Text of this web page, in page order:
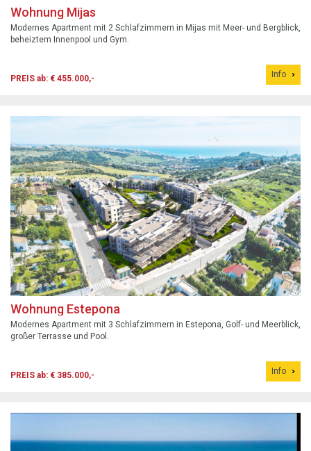
Wohnung Mijas
Modernes Apartment mit 2 Schlafzimmern in Mijas mit Meer- und Bergblick,
beheiztem Innenpool und Gym.
PREIS ab: € 455.000,- Info
Wohnung Estepona
Modernes Apartment mit 3 Schlafzimmern in Estepona, Golf- und Meerblick,
großer Terrasse und Pool.
PREIS ab: € 385.000,- Info